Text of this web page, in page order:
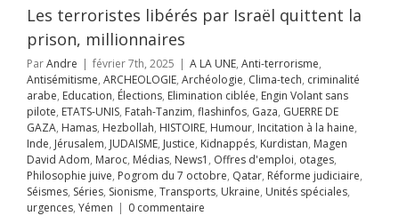
Justice
Kurdistan
Adom Maroc
News1
Offres
otages
Pogrom
Qatar
judiciaire
Séries
Sionisme
Ukraine Unités
urgences Yémen
Les terroristes libérés par Israël quittent la
prison, millionnaires
ParAndre | février 7th, 2025 | A LA UNE, Anti-terrorisme,
Antisémitisme, ARCHEOLOGIE, Archéologie, Clima-tech, criminalité
arabe, Education, Élections, Elimination ciblée, Engin Volant sans
pilote, ETATS-UNIS, Fatah-Tanzim, flashinfos, Gaza, GUERRE DE
GAZA, Hamas, Hezbollah, HISTOIRE, Humour, Incitation à la haine,
Inde, Jérusalem, JUDAISME, Justice, Kidnappés, Kurdistan, Magen
David Adom, Maroc, Médias, News1 , Offres d'emploi, otages,
Philosophie juive, Pogrom du 7 octobre, Qatar, Réforme judiciaire,
Séismes, Séries, Sionisme, Transports, Ukraine, Unités spéciales,
urgences, Yémen | 0 commentaire
GAZA
LA UNE Accords